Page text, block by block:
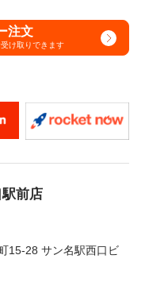
注文
け取りできます
前店
15-28 サン名駅西口ビ